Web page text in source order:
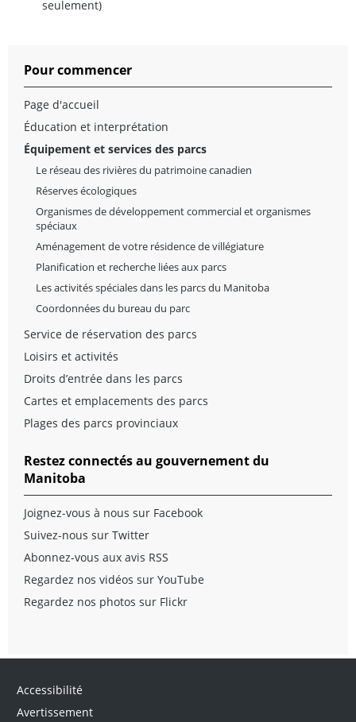
seulement)
Pour commencer
Page d'accueil
Éducation et interprétation
Équipement et services des parcs
Le réseau des rivières du patrimoine canadien
Réserves écologiques
Organismes de développement commercial et organismes
spéciaux
Aménagement de votre résidence de villégiature
Planification et recherche liées aux parcs
Les activités spéciales dans les parcs du Manitoba
Coordonnées du bureau du parc
Service de réservation des parcs
Loisirs et activités
Droits d’entrée dans les parcs
Cartes et emplacements des parcs
Plages des parcs provinciaux
Restez connectés au gouvernement du
Manitoba
Joignez-vous à nous sur Facebook
Suivez-nous sur Twitter
Abonnez-vous aux avis RSS
Regardez nos vidéos sur YouTube
Regardez nos photos sur Flickr
Accessibilité
Avertissement